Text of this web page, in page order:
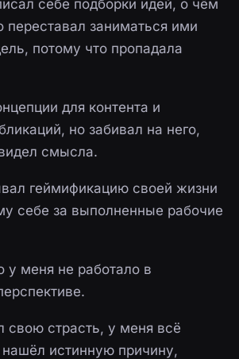
себе подборки идей, о чём
переставал заниматься ими
потому что пропадала
для контента и
но забивал на него,
смысла.
геймификацию своей жизни
себе за выполненные рабочие
у меня не работало в
свою страсть, у меня всё
истинную причину,